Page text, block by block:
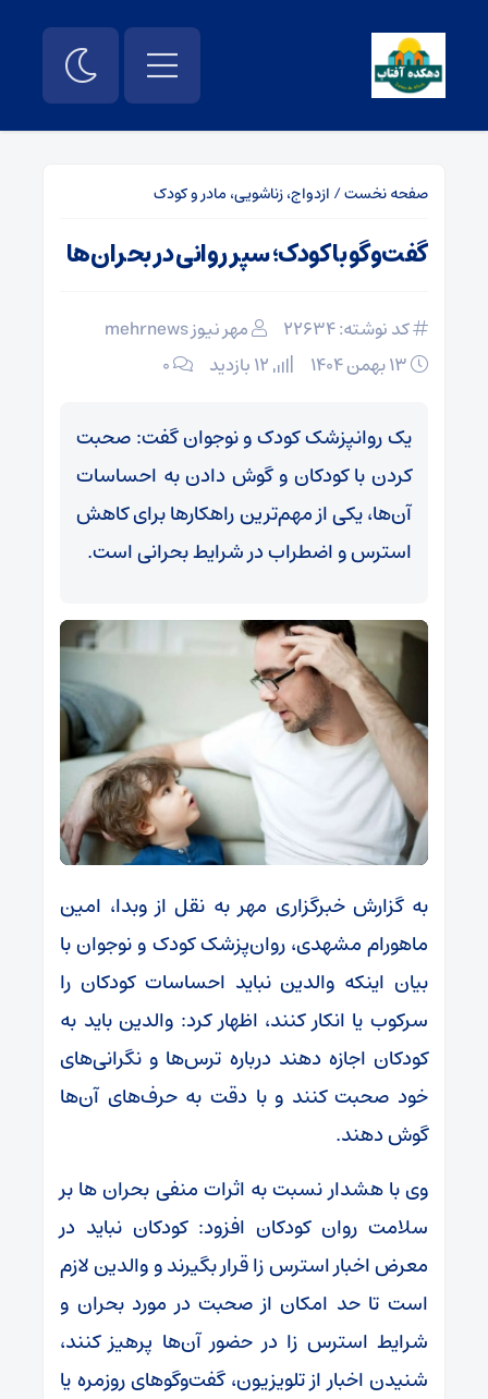
صفحه نخست/ ازدواج، زناشویی، مادر و کودک
گفت‌وگو با کودک؛ سپر روانی در بحران‌ها
کد نوشته: 22634
مهر نیوز mehrnews
۰
یک روانپزشک کودک و نوجوان گفت: صحبت‌
کردن با کودکان و گوش‌ دادن به احساسات
آن‌ها، یکی از مهم‌ترین راهکارها برای کاهش
استرس و اضطراب در شرایط بحرانی است.
به گزارش خبرگزاری مهر به نقل از وبدا، امین
ماهورام مشهدی، روان‌پزشک کودک و نوجوان با
بیان اینکه والدین نباید احساسات کودکان را
سرکوب یا انکار کنند، اظهار کرد: والدین باید به
کودکان اجازه دهند درباره ترس‌ها و نگرانی‌های
خود صحبت کنند و با دقت به حرف‌های آن‌ها
گوش دهند.
وی با هشدار نسبت به اثرات منفی بحران ها بر
سلامت روان کودکان افزود: کودکان نباید در
معرض اخبار استرس زا قرار بگیرند و والدین لازم
است تا حد امکان از صحبت در مورد بحران و
شرایط استرس زا در حضور آن‌ها پرهیز کنند،
شنیدن اخبار از تلویزیون، گفت‌وگوهای روزمره یا